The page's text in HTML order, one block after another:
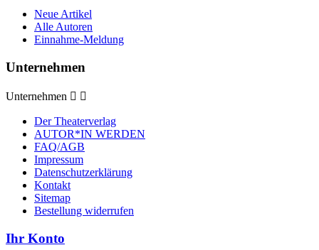
Neue Artikel
Alle Autoren
Einnahme-Meldung
Unternehmen
Unternehmen  
Der Theaterverlag
AUTOR*IN WERDEN
FAQ/AGB
Impressum
Datenschutzerklärung
Kontakt
Sitemap
Bestellung widerrufen
Ihr Konto